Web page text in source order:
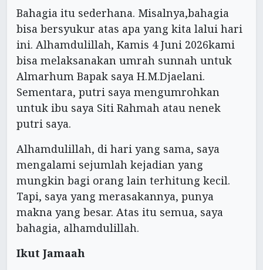
Bahagia itu sederhana. Misalnya,bahagia
bisa bersyukur atas apa yang kita lalui hari
ini. Alhamdulillah, Kamis 4 Juni 2026kami
bisa melaksanakan umrah sunnah untuk
Almarhum Bapak saya H.M.Djaelani.
Sementara, putri saya mengumrohkan
untuk ibu saya Siti Rahmah atau nenek
putri saya.
Alhamdulillah, di hari yang sama, saya
mengalami sejumlah kejadian yang
mungkin bagi orang lain terhitung kecil.
Tapi, saya yang merasakannya, punya
makna yang besar. Atas itu semua, saya
bahagia, alhamdulillah.
Ikut Jamaah